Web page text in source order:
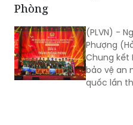
Phòng
(PLVN) -
Phượng
Chung kết
bảo vệ an
quốc lần